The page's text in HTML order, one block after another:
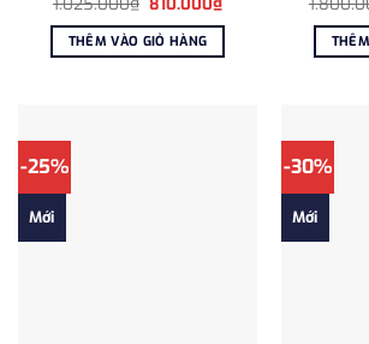
là:
1.025.000₫.
tại
THÊM VÀO GIỎ HÀNG
-25%
Mới
-30%
Mới